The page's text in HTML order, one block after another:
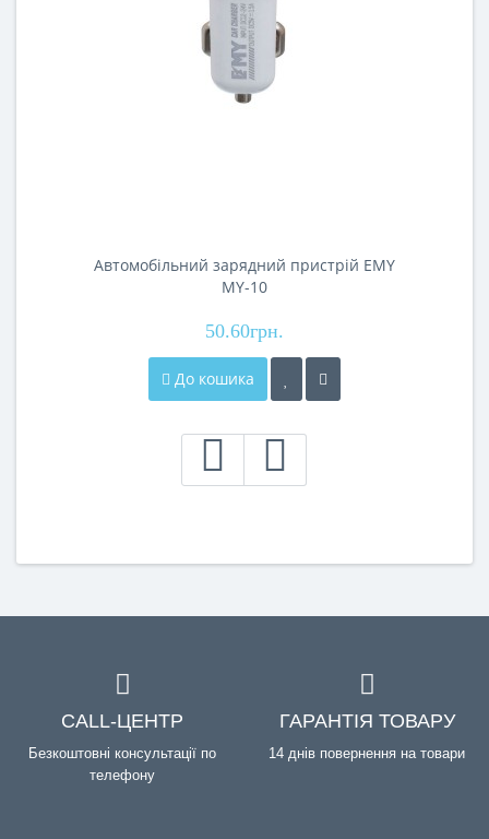
Автомобільний зарядний пристрій EMY
MY-10
50.60грн.
До кошика
CALL-ЦЕНТР
Безкоштовні консультації по
телефону
ГАРАНТІЯ ТОВАРУ
14 днів повернення на товари